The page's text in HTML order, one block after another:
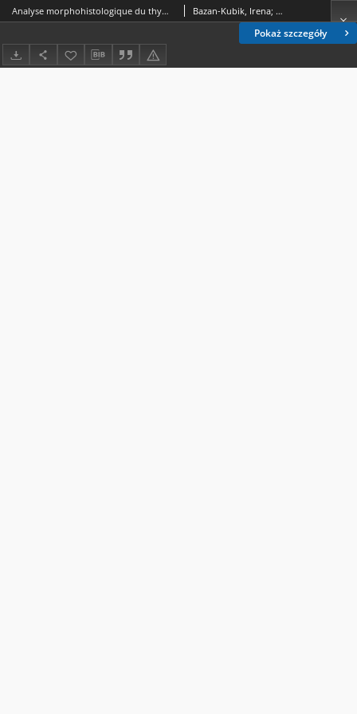
Pokaż szczegóły
Analyse morphohistologique du thymus chez Arvicola terrestris L. dans le cycle vital Bazan-Kubik, Irena; Orfin, Grażyna